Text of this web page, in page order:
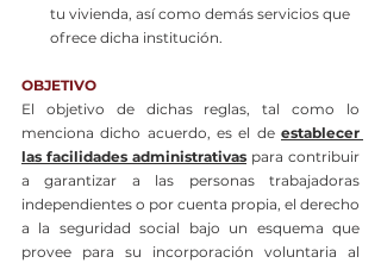
tu vivienda, así como demás servicios que
ofrece dicha institución.
OBJETIVO
El objetivo de dichas reglas, tal como lo
menciona dicho acuerdo, es el de establecer
las facilidades administrativas para contribuir
a garantizar a las personas trabajadoras
independientes o por cuenta propia, el derecho
a la seguridad social bajo un esquema que
provee para su incorporación voluntaria al